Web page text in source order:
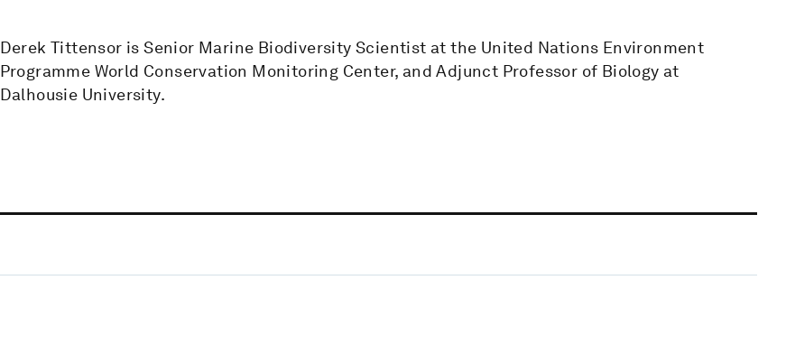
Derek Tittensor is Senior Marine Biodiversity Scientist at the United Nations Environment
Programme World Conservation Monitoring Center, and Adjunct Professor of Biology at
Dalhousie University.